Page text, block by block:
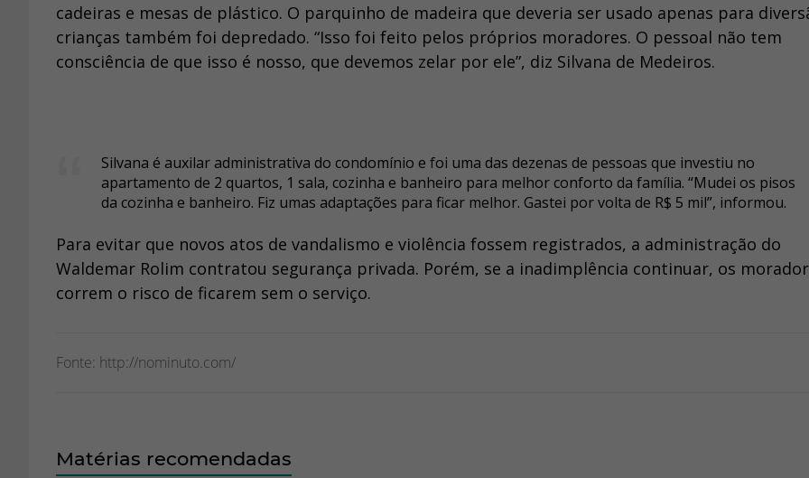
cadeiras e mesas de plástico. O parquinho de madeira que deveria ser usado apenas para
crianças também foi depredado. “Isso foi feito pelos próprios moradores. O pessoal não tem
consciência de que isso é nosso, que devemos zelar por ele”, diz Silvana de Medeiros.
Silvana é auxilar administrativa do condomínio e foi uma das dezenas de pessoas que investiu no
apartamento de 2 quartos, 1 sala, cozinha e banheiro para melhor conforto da família. “Mudei os pisos
da cozinha e banheiro. Fiz umas adaptações para ficar melhor. Gastei por volta de R$ 5 mil”, informou.
Para evitar que novos atos de vandalismo e violência fossem registrados, a administração do
Waldemar Rolim contratou segurança privada. Porém, se a inadimplência continuar, os
correm o risco de ficarem sem o serviço.
Fonte: http://nominuto.com/
Matérias recomendadas